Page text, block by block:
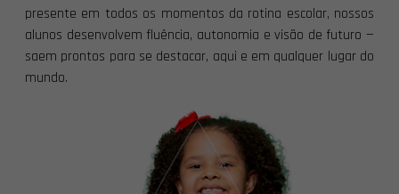
presente em todos os momentos da rotina escolar, nossos
alunos desenvolvem fluência, autonomia e visão de futuro —
saem prontos para se destacar, aqui e em qualquer lugar do
mundo.